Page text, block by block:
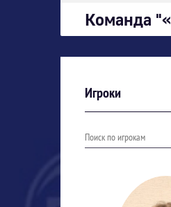
Команда
Игроки